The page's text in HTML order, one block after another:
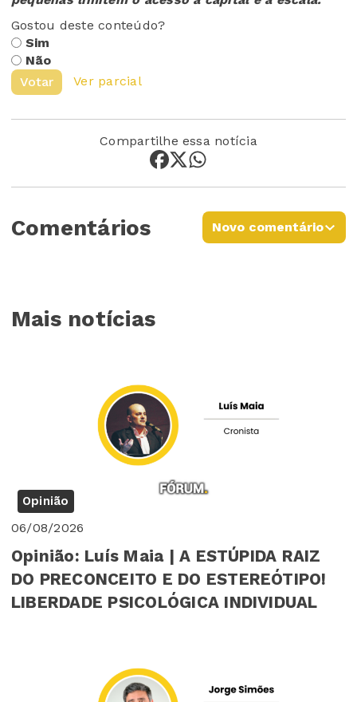
Gostou deste conteúdo?
Sim
Não
Votar
Ver parcial
Compartilhe essa notícia
Comentários Novo comentário
Mais notícias
Opinião
06/08/2026
Opinião: Luís Maia | A ESTÚPIDA RAIZ
DO PRECONCEITO E DO ESTEREÓTIPO!
LIBERDADE PSICOLÓGICA INDIVIDUAL